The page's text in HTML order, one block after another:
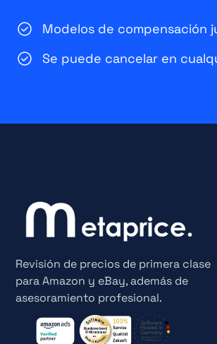
Modelos de compensación
Se puede cancelar en
Revisión de precios de primera clase
para Amazon y eBay, además de
asesoramiento profesional.